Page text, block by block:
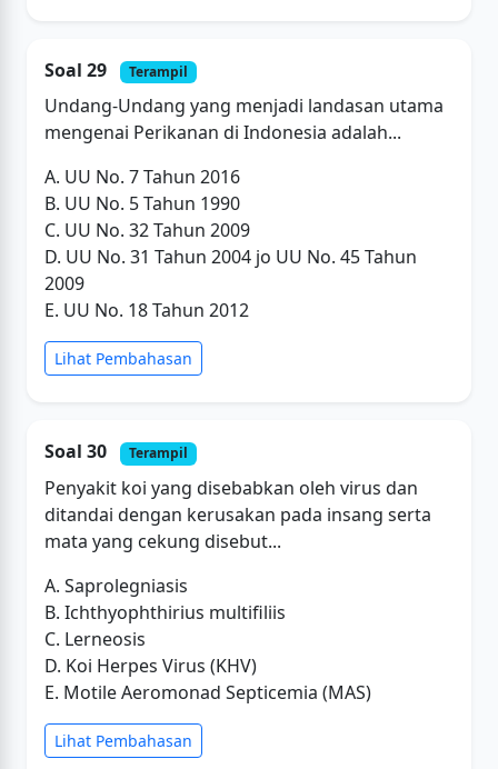
Soal 29 Terampil
Undang-Undang yang menjadi landasan utama
mengenai Perikanan di Indonesia adalah...
A. UU No. 7 Tahun 2016
B. UU No. 5 Tahun 1990
C. UU No. 32 Tahun 2009
D. UU No. 31 Tahun 2004 jo UU No. 45 Tahun
2009
E. UU No. 18 Tahun 2012
Lihat Pembahasan
Soal 30 Terampil
Penyakit koi yang disebabkan oleh virus dan
ditandai dengan kerusakan pada insang serta
mata yang cekung disebut...
A. Saprolegniasis
B. Ichthyophthirius multifiliis
C. Lerneosis
D. Koi Herpes Virus (KHV)
E. Motile Aeromonad Septicemia (MAS)
Lihat Pembahasan